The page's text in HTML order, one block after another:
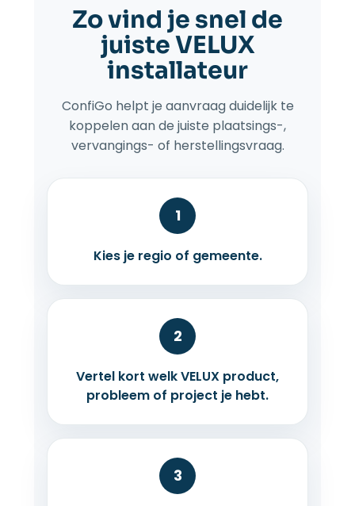
Zo vind je snel de
juiste VELUX
installateur
ConfiGo helpt je aanvraag duidelijk te
koppelen aan de juiste plaatsings-,
vervangings- of herstellingsvraag.
1
Kies je regio of gemeente.
2
Vertel kort welk VELUX product,
probleem of project je hebt.
3